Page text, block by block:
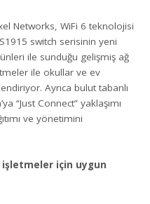
Networks, WiFi 6 teknolojisi
switch serisinin yeni
ile sunduğu gelişmiş ağ
ile okullar ve ev
Ayrıca bulut tabanlı
“Just Connect” yaklaşımı
ve yönetimini
işletmeler için uygun